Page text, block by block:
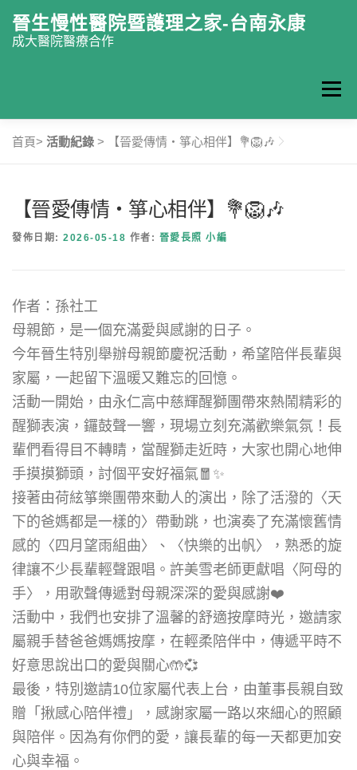
跳至主要內容
晉生慢性醫院暨護理之家-台南永康
成大醫院醫療合作
選單
認識晉生 門診掛號 復健中心 慢性醫院
護理之家 特色醫療 最新消息 衛教園地
首頁> 活動紀錄 > 【晉愛傳情・箏心相伴】💐🦁🎶
【晉愛傳情・箏心相伴】💐🦁🎶
發佈日期: 2026-05-18 作者: 晉愛長照 小編
作者：孫社工
母親節，是一個充滿愛與感謝的日子。
今年晉生特別舉辦母親節慶祝活動，希望陪伴長輩與
家屬，一起留下溫暖又難忘的回憶。
活動一開始，由永仁高中慈輝醒獅團帶來熱鬧精彩的
醒獅表演，鑼鼓聲一響，現場立刻充滿歡樂氣氛！長
輩們看得目不轉睛，當醒獅走近時，大家也開心地伸
手摸摸獅頭，討個平安好福氣🧧✨
接著由荷絃箏樂團帶來動人的演出，除了活潑的〈天
下的爸媽都是一樣的〉帶動跳，也演奏了充滿懷舊情
感的〈四月望雨組曲〉、〈快樂的出帆〉，熟悉的旋
律讓不少長輩輕聲跟唱。許美雪老師更獻唱〈阿母的
手〉，用歌聲傳遞對母親深深的愛與感謝❤️
活動中，我們也安排了溫馨的舒適按摩時光，邀請家
屬親手替爸爸媽媽按摩，在輕柔陪伴中，傳遞平時不
好意思說出口的愛與關心🤲💞
最後，特別邀請10位家屬代表上台，由董事長親自致
贈「揪感心陪伴禮」，感謝家屬一路以來細心的照顧
與陪伴。因為有你們的愛，讓長輩的每一天都更加安
心與幸福。